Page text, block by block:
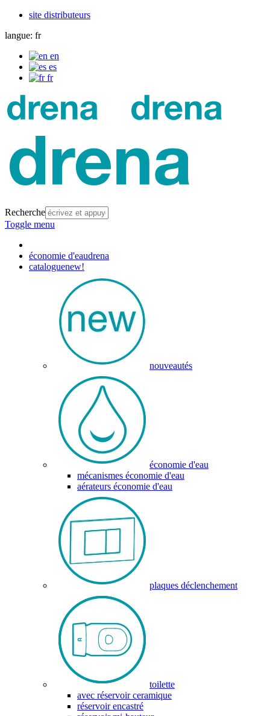
site distributeurs
langue: fr
en
es
fr
Recherche
Toggle menu
économie d'eaudrena
cataloguenew!
nouveautés
économie d'eau
mécanismes économie d'eau
aérateurs économie d'eau
plaques déclenchement
toilette
avec réservoir ceramique
réservoir encastré